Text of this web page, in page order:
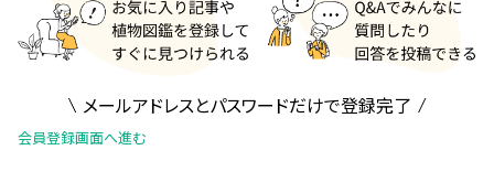
メールアドレスとパスワードだけで登録完了
会員登録画面へ進む